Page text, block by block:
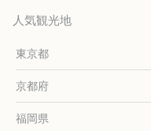
人気観光地
東京都
京都府
福岡県